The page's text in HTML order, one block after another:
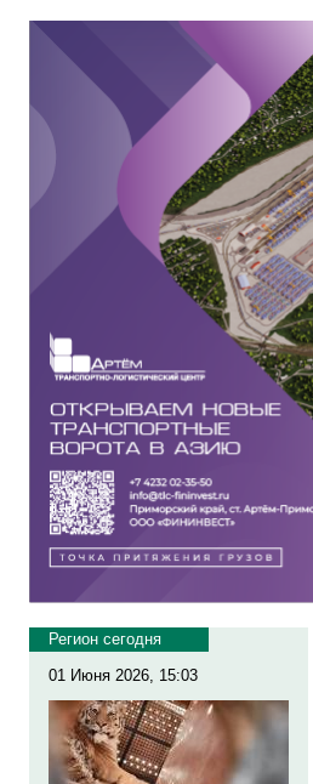
Регион сегодня
01 Июня 2026, 15:03